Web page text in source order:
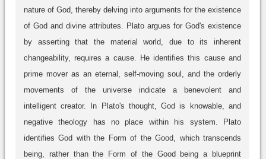
nature of God, thereby delving into arguments for the existence
of God and divine attributes. Plato argues for God's existence
by asserting that the material world, due to its inherent
changeability, requires a cause. He identifies this cause and
prime mover as an eternal, self-moving soul, and the orderly
movements of the universe indicate a benevolent and
intelligent creator. In Plato's thought, God is knowable, and
negative theology has no place within his system. Plato
identifies God with the Form of the Good, which transcends
being, rather than the Form of the Good being a blueprint